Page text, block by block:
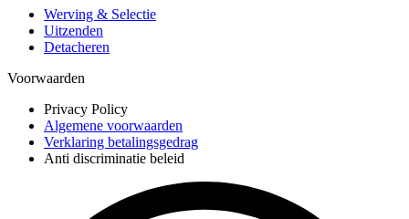
Werving & Selectie
Uitzenden
Detacheren
Voorwaarden
Privacy Policy
Algemene voorwaarden
Verklaring betalingsgedrag
Anti discriminatie beleid